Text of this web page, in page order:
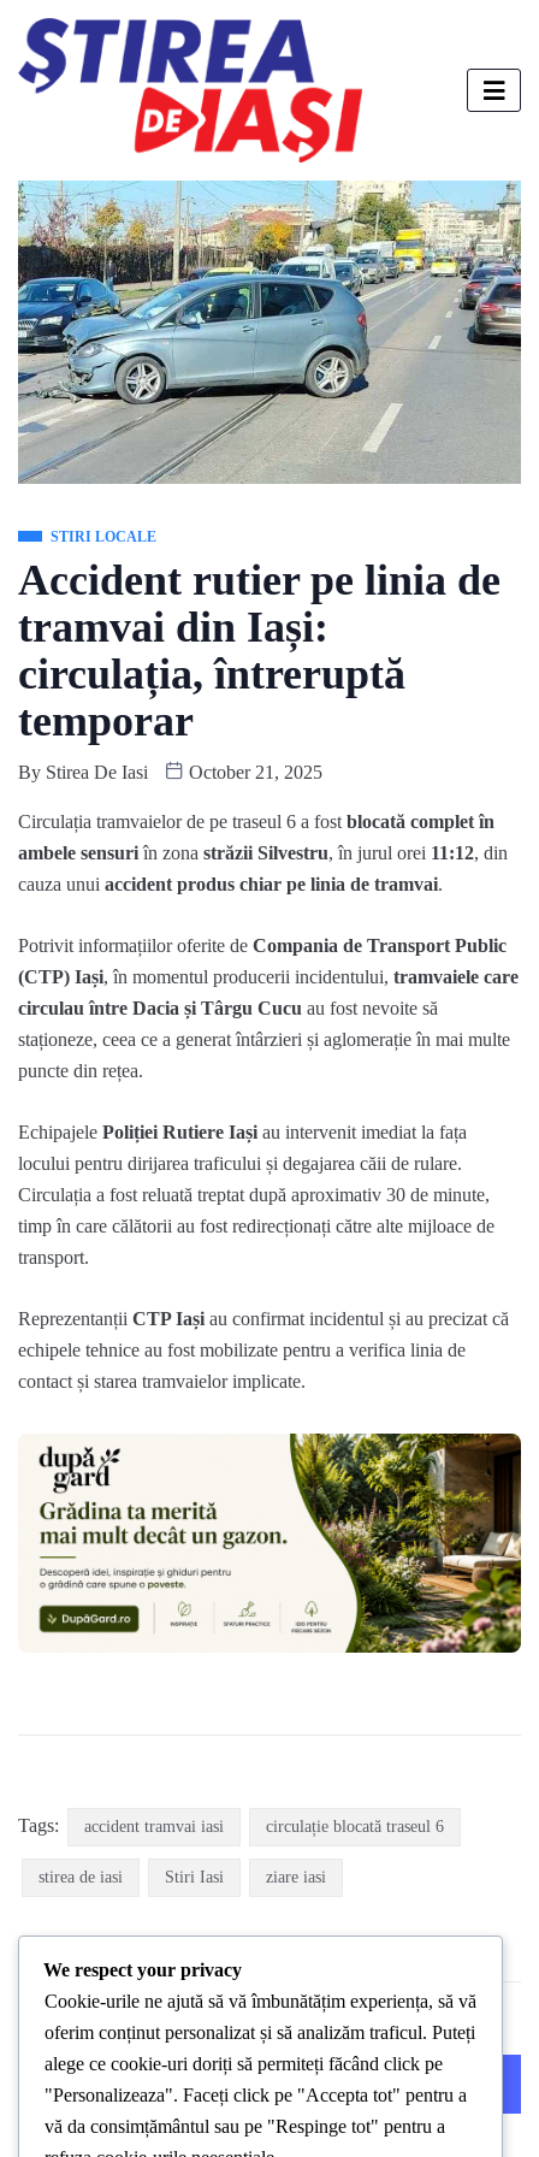
STIRI LOCALE
Accident rutier pe linia de
tramvai din Iași:
circulația, întreruptă
temporar
By Stirea De Iasi October 21, 2025
Circulația tramvaielor de pe traseul 6 a fost blocată complet în
ambele sensuriîn zona străzii Silvestru, în jurul orei 11:12, din
cauza unui accident produs chiar pe linia de tramvai.
Potrivit informațiilor oferite de Compania de Transport Public
(CTP) Iași, în momentul producerii incidentului, tramvaiele care
circulau între Dacia și Târgu Cucu au fost nevoite să
staționeze, ceea ce a generat întârzieri și aglomerație în mai multe
puncte din rețea.
Echipajele Poliției Rutiere Iași au intervenit imediat la fața
locului pentru dirijarea traficului și degajarea căii de rulare.
Circulația a fost reluată treptat după aproximativ 30 de minute,
timp în care călătorii au fost redirecționați către alte mijloace de
transport.
Reprezentanții CTP Iași au confirmat incidentul și au precizat că
echipele tehnice au fost mobilizate pentru a verifica linia de
contact și starea tramvaielor implicate.
Tags: accident tramvai iasi circulație blocată traseul 6
stirea de iasi Stiri Iasi ziare iasi
We respect your privacy
Cookie-urile ne ajută să vă îmbunătățim experiența, să vă
oferim conținut personalizat și să analizăm traficul. Puteți
alege ce cookie-uri doriți să permiteți făcând click pe
"Personalizeaza". Faceți click pe "Accepta tot" pentru a
vă da consimțământul sau pe "Respinge tot" pentru a